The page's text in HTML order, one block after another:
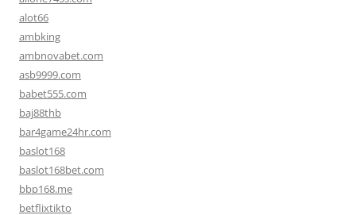
alot66
ambking
ambnovabet.com
asb9999.com
babet555.com
baj88thb
bar4game24hr.com
baslot168
baslot168bet.com
bbp168.me
betflixtikto